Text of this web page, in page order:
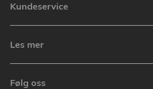
Kundeservice
Les mer
Følg oss